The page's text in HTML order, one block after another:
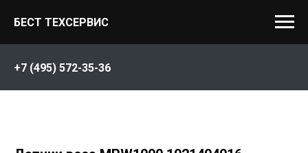
БЕСТ ТЕХСЕРВИС
+7 (495) 572-35-36